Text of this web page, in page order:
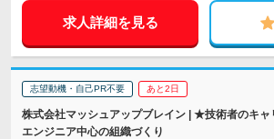
求人詳細を見る
志望動機・自己PR不要 あと2日
株式会社マッシュアップブレイン | ★技術者のキャ
エンジニア中心の組織づくり